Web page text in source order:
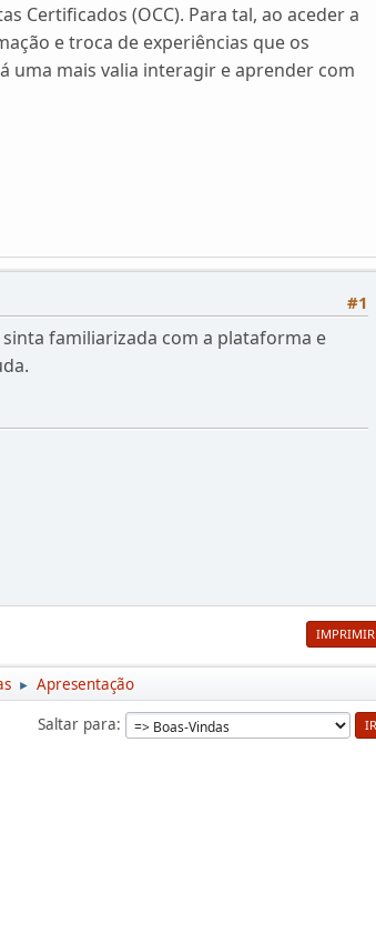
Certificados (OCC). Para tal, ao aceder a
e troca de experiências que os
uma mais valia interagir e aprender com
#1
familiarizada com a plataforma e
IMPRIMIR
►
Apresentação
Saltar para